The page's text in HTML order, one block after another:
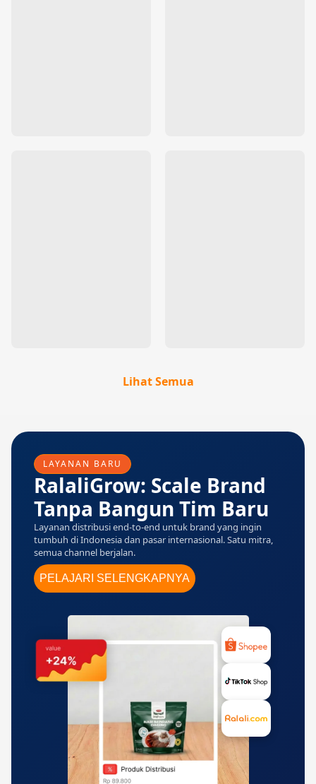
Lihat Semua
LAYANAN BARU
RalaliGrow: Scale Brand
Tanpa Bangun Tim Baru
Layanan distribusi end-to-end untuk brand yang ingin
tumbuh di Indonesia dan pasar internasional. Satu mitra,
semua channel berjalan.
PELAJARI SELENGKAPNYA